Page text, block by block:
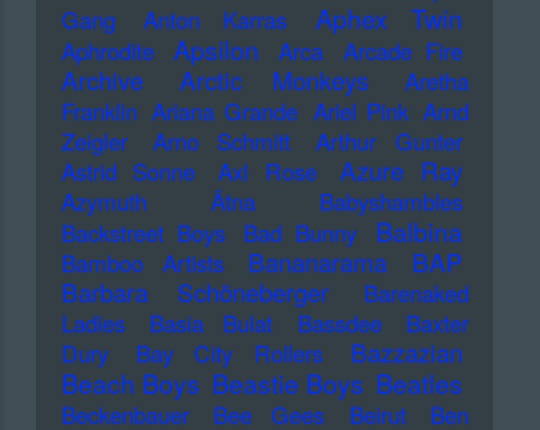
Gang
Anton Karras Aphex Twin
Aphrodite Apsilon Arca Arcade Fire
Archive Arctic Monkeys
Aretha
Franklin Ariana Grande Ariel Pink Arnd
Zeigler
Arno Schmitt
Arthur Gunter
Astrid Sonne
Axl Rose Azure Ray
Azymuth Ätna
Babyshambles
Backstreet Boys
Bad Bunny Balbina
Bamboo Artists Bananarama
BAP
Barbara Schöneberger
Barenaked
Ladies
Basia Bulat Bassdee
Baxter
Dury
Bay City Rollers Bazzazian
Beach Boys Beastie Boys Beatles
Beckenbauer Bee Gees Beirut
Ben